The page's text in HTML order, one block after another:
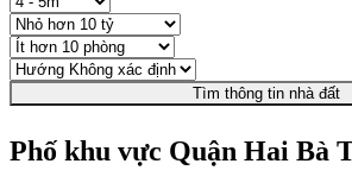
Tìm thông tin nhà đất
Phố khu vực Quận Hai Bà